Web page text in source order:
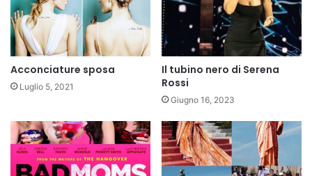
Acconciature sposa
Luglio 5, 2021
Il tubino nero di Serena
Rossi
Giugno 16, 2023